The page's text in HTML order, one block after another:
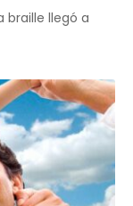
braille llegó a